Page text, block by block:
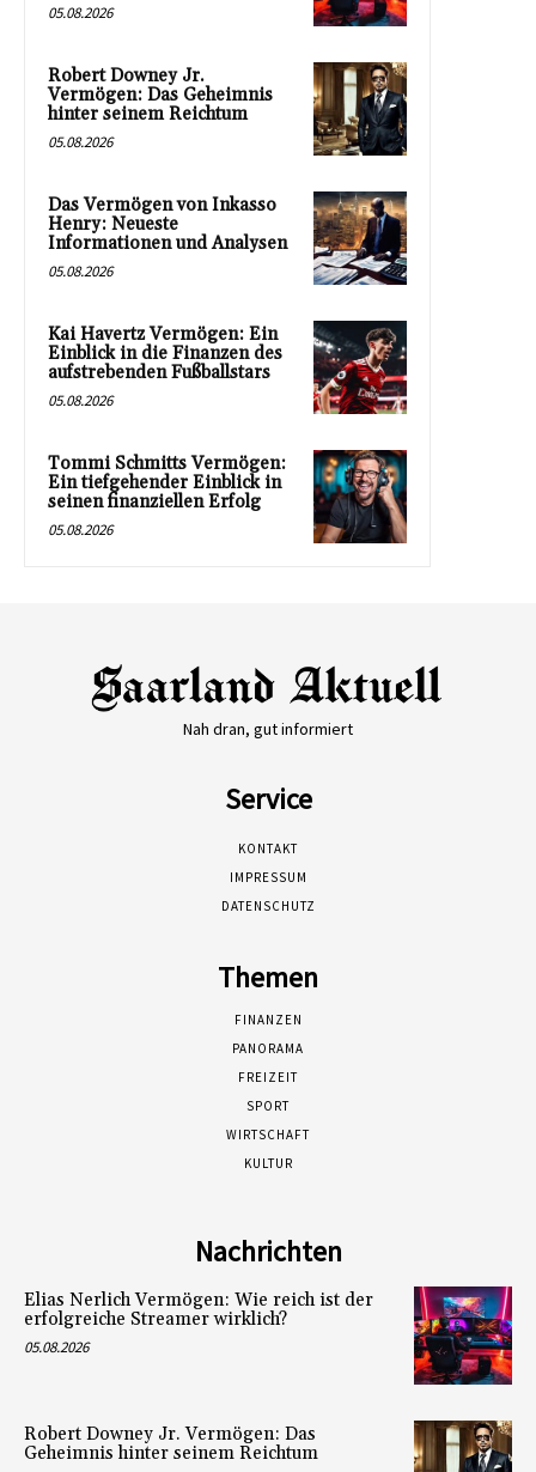
05.08.2026
Robert Downey Jr.
Vermögen: Das Geheimnis
hinter seinem Reichtum
05.08.2026
Das Vermögen von Inkasso
Henry: Neueste
Informationen und Analysen
05.08.2026
Kai Havertz Vermögen: Ein
Einblick in die Finanzen des
aufstrebenden Fußballstars
05.08.2026
Tommi Schmitts Vermögen:
Ein tiefgehender Einblick in
seinen finanziellen Erfolg
05.08.2026
Nah dran, gut informiert
Service
KONTAKT
IMPRESSUM
DATENSCHUTZ
Themen
FINANZEN
PANORAMA
FREIZEIT
SPORT
WIRTSCHAFT
KULTUR
Nachrichten
Elias Nerlich Vermögen: Wie reich ist der
erfolgreiche Streamer wirklich?
05.08.2026
Robert Downey Jr. Vermögen: Das
Geheimnis hinter seinem Reichtum